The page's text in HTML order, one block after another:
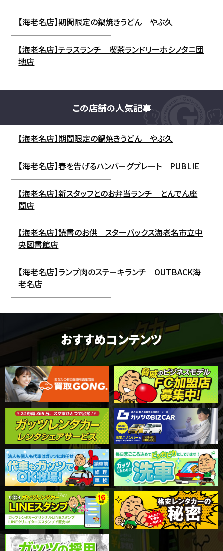
【海老名店】期間限定の鍋焼きうどん やぶ久
【海老名店】テラスランチ 喫茶ランドリーホシノタニ団
地店
この店舗の人気記事
【海老名店】期間限定の鍋焼きうどん やぶ久
【海老名店】春を告げるハンバーグプレート PUBLIE
【海老名店】新スタッフとのお弁当ランチ とんでん座
間店
【海老名店】読書のお供 スターバックス海老名市立中
央図書館店
【海老名店】ランプ肉のステーキランチ OUTBACK海
老名店
おすすめコンテンツ